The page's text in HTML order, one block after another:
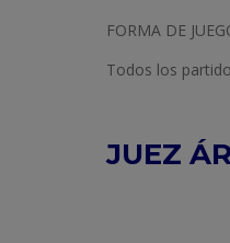
FORMA DE
Todos los
JUEZ